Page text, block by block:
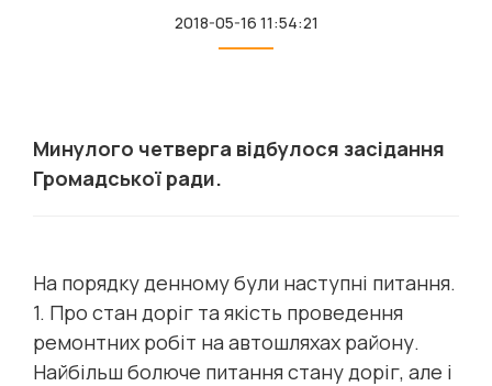
2018-05-16 11:54:21
Минулого четверга відбулося засідання
Громадської ради.
На порядку денному були наступні питання.
1. Про стан доріг та якість проведення
ремонтних робіт на автошляхах району.
Найбільш болюче питання стану доріг, але і